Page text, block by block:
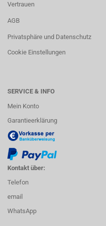
Vertrauen
AGB
Privatsphäre und Datenschutz
Cookie Einstellungen
SERVICE & INFO
Mein Konto
Garantieerklärung
Kontakt über:
Telefon
email
WhatsApp